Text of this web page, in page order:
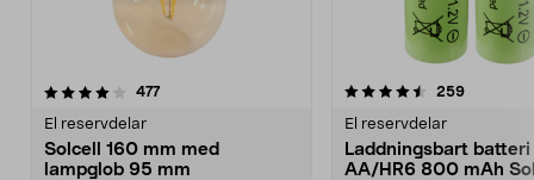
477recensioner
El reservdelar
Solcell 160 mm med
lampglob 95 mm
4.5 av 5 stjärnor 259
El reservdelar
Laddningsbart batteri
AA/HR6 800 mAh
4.5 av 5 stjärnor